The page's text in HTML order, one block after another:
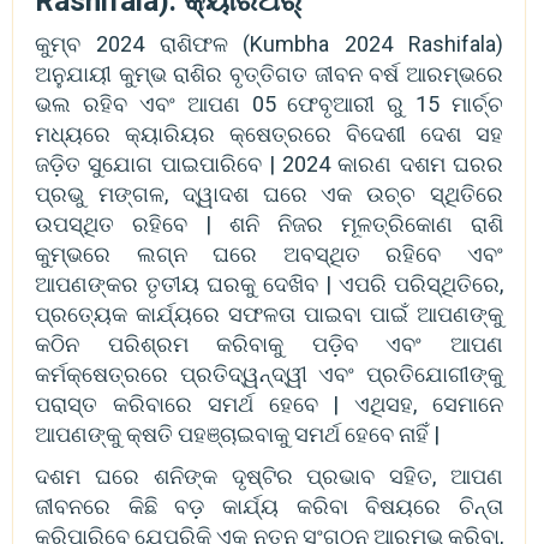
କୁମ୍ବ 2024 ରାଶିଫଳ (Kumbha 2024 Rashifala)
ଅନୁଯାୟୀ କୁମ୍ଭ ରାଶିର ବୃତ୍ତିଗତ ଜୀବନ ବର୍ଷ ଆରମ୍ଭରେ
ଭଲ ରହିବ ଏବଂ ଆପଣ 05 ଫେବୃଆରୀ ରୁ 15 ମାର୍ଚ୍ଚ
ମଧ୍ୟରେ କ୍ୟାରିୟର କ୍ଷେତ୍ରରେ ବିଦେଶୀ ଦେଶ ସହ
ଜଡ଼ିତ ସୁଯୋଗ ପାଇପାରିବେ | 2024 କାରଣ ଦଶମ ଘରର
ପ୍ରଭୁ ମଙ୍ଗଳ, ଦ୍ୱାଦଶ ଘରେ ଏକ ଉଚ୍ଚ ସ୍ଥିତିରେ
ଉପସ୍ଥିତ ରହିବେ | ଶନି ନିଜର ମୂଳତ୍ରିକୋଣ ରାଶି
କୁମ୍ଭରେ ଲଗ୍ନ ଘରେ ଅବସ୍ଥିତ ରହିବେ ଏବଂ
ଆପଣଙ୍କର ତୃତୀୟ ଘରକୁ ଦେଖିବ | ଏପରି ପରିସ୍ଥିତିରେ,
ପ୍ରତ୍ୟେକ କାର୍ଯ୍ୟରେ ସଫଳତା ପାଇବା ପାଇଁ ଆପଣଙ୍କୁ
କଠିନ ପରିଶ୍ରମ କରିବାକୁ ପଡ଼ିବ ଏବଂ ଆପଣ
କର୍ମକ୍ଷେତ୍ରରେ ପ୍ରତିଦ୍ୱନ୍ଦ୍ୱୀ ଏବଂ ପ୍ରତିଯୋଗୀଙ୍କୁ
ପରାସ୍ତ କରିବାରେ ସମର୍ଥ ହେବେ | ଏଥିସହ, ସେମାନେ
ଆପଣଙ୍କୁ କ୍ଷତି ପହଞ୍ଚାଇବାକୁ ସମର୍ଥ ହେବେ ନାହିଁ |
ଦଶମ ଘରେ ଶନିଙ୍କ ଦୃଷ୍ଟିର ପ୍ରଭାବ ସହିତ, ଆପଣ
ଜୀବନରେ କିଛି ବଡ଼ କାର୍ଯ୍ୟ କରିବା ବିଷୟରେ ଚିନ୍ତା
କରିପାରିବେ ଯେପରିକି ଏକ ନୂତନ ସଂଗଠନ ଆରମ୍ଭ କରିବା,